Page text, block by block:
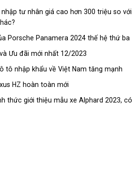
tư nhân giá cao hơn 300 triệu so với
Porsche Panamera 2024 thế hệ thứ ba
Ưu đãi mới nhất 12/2023
tô nhập khẩu về Việt Nam tăng mạnh
HZ hoàn toàn mới
thức giới thiệu mẫu xe Alphard 2023, có